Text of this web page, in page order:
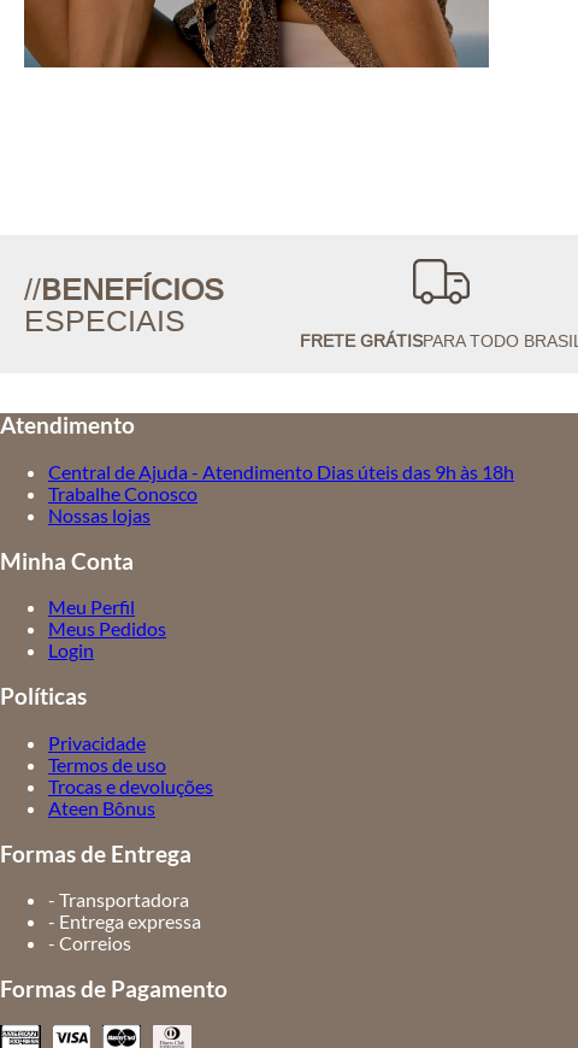
//BENEFÍCIOS
ESPECIAIS
FRETE GRÁTISPARA TODO BRASIL
Atendimento
Central de Ajuda - Atendimento Dias úteis das 9h às 18h
Trabalhe Conosco
Nossas lojas
Minha Conta
Meu Perfil
Meus Pedidos
Login
Políticas
Privacidade
Termos de uso
Trocas e devoluções
Ateen Bônus
Formas de Entrega
- Transportadora
- Entrega expressa
- Correios
Formas de Pagamento